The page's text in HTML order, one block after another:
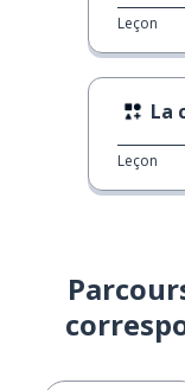
Leçon
La
Leçon